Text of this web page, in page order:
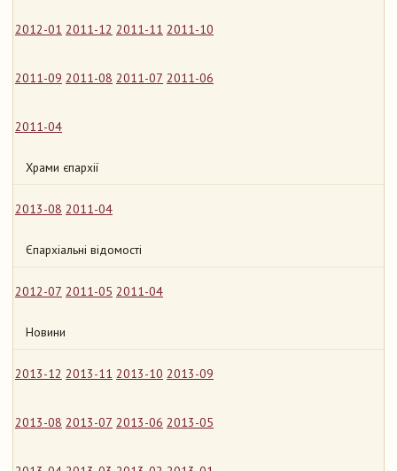
2012-01 2011-12 2011-11 2011-10
2011-09 2011-08 2011-07 2011-06
2011-04
Храми єпархії
2013-08 2011-04
Єпархіальні відомості
2012-07 2011-05 2011-04
Новини
2013-12 2013-11 2013-10 2013-09
2013-08 2013-07 2013-06 2013-05